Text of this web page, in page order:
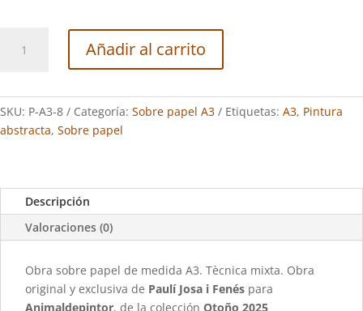
cantidad
Añadir al carrito
SKU: P-A3-8 Categoría: Sobre papel A3 Etiquetas: A3, Pintura
abstracta, Sobre papel
Descripción
Valoraciones (0)
Obra sobre papel de medida A3. Tècnica mixta. Obra
original y exclusiva de Paulí Josa i Fenés para
Animaldepintor, de la colección Otoño 2025